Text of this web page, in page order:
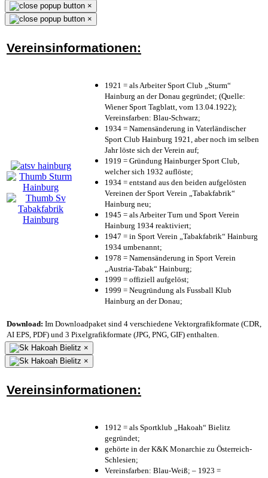
×
×
Vereinsinformationen:
1921 = als Arbeiter Sport Club „Sturm“
Hainburg an der Donau gegründet; (Quelle:
Wiener Sport Tagblatt, vom 13.04.1922);
Vereinsfarben: Blau-Schwarz;
1934 = Namensänderung in Vaterländischer
Sport Club Hainburg 1921, aber noch im selben
Jahr löste sich der Verein auf;
1919 = Gründung Hainburger Sport Club,
welcher sich 1932 auflöste;
1934 = entstand aus den beiden aufgelösten
Vereinen der Sport Verein „Tabakfabrik“
Hainburg neu;
1945 = als Arbeiter Turn und Sport Verein
Hainburg 1934 reaktiviert;
1947 = in Sport Verein „Tabakfabrik“ Hainburg
1934 umbenannt;
1978 = Namensänderung in Sport Verein
„Austria-Tabak“ Hainburg;
1999 = offiziell aufgelöst;
1999 = Neugründung als Fussball Klub
Hainburg an der Donau;
Download: Im Downloadpaket sind 4 verschiedene Vektorgrafikformate (CDR,
AI EPS, PDF) und 3 Pixelgrafikformate (JPG, PNG, GIF) enthalten.
×
×
Vereinsinformationen:
1912 = als Sportklub „Hakoah“ Bielitz
gegründet;
gehörte in der K&K Monarchie zu Österreich-
Schlesien;
Vereinsfarben: Blau-Weiß; – 1923 =